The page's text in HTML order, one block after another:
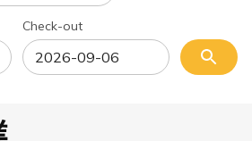
Check-out